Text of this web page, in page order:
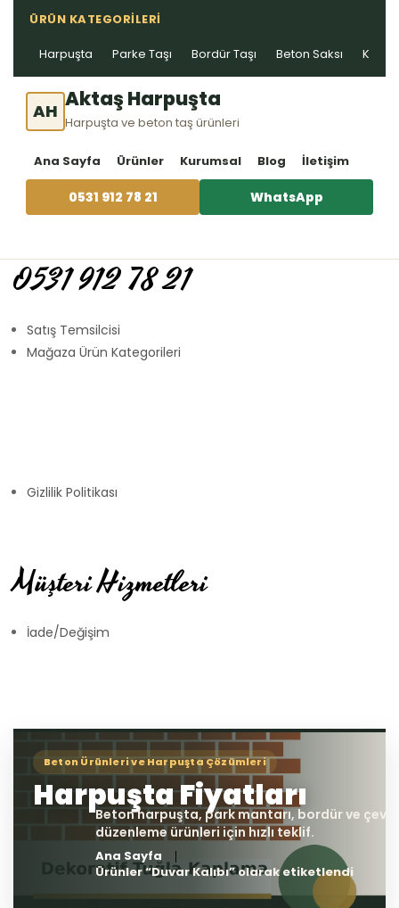
ÜRÜN KATEGORILERI
Harpuşta Parke Taşı Bordür Taşı Beton Saksı Kablo
AH Aktaş Harpuşta
Harpuşta ve beton taş ürünleri
Ana Sayfa Ürünler Kurumsal Blog İletişim
0531 912 78 21 WhatsApp
0531 912 78 21
Satış Temsilcisi
Mağaza Ürün Kategorileri
Gizlilik Politikası
Müşteri Hizmetleri
İade/Değişim
Ana Sayfa
Ürünler “Duvar Kalıbı” olarak etiketlendi